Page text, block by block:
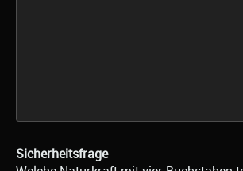
Sicherheitsfrage